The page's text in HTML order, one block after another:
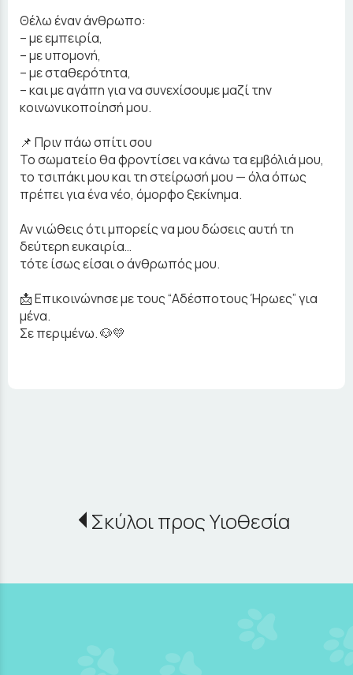
Θέλω έναν άνθρωπο:
– με εμπειρία,
– με υπομονή,
– με σταθερότητα,
– και με αγάπη για να συνεχίσουμε μαζί την
κοινωνικοποίησή μου.
📌 Πριν πάω σπίτι σου
Το σωματείο θα φροντίσει να κάνω τα εμβόλιά μου,
το τσιπάκι μου και τη στείρωσή μου — όλα όπως
πρέπει για ένα νέο, όμορφο ξεκίνημα.
Αν νιώθεις ότι μπορείς να μου δώσεις αυτή τη
δεύτερη ευκαιρία…
τότε ίσως είσαι ο άνθρωπός μου.
📩 Επικοινώνησε με τους “Αδέσποτους Ήρωες” για
μένα.
Σε περιμένω. 🐶💛
Σκύλοι προς Υιοθεσία